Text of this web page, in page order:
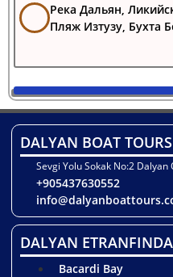
Река Дальян,
Пляж Изтузу, Бухта
DALYAN BOAT TOURS
Sevgi Yolu Sokak No:2
+905437630552
DALYAN
Bacardi Bay